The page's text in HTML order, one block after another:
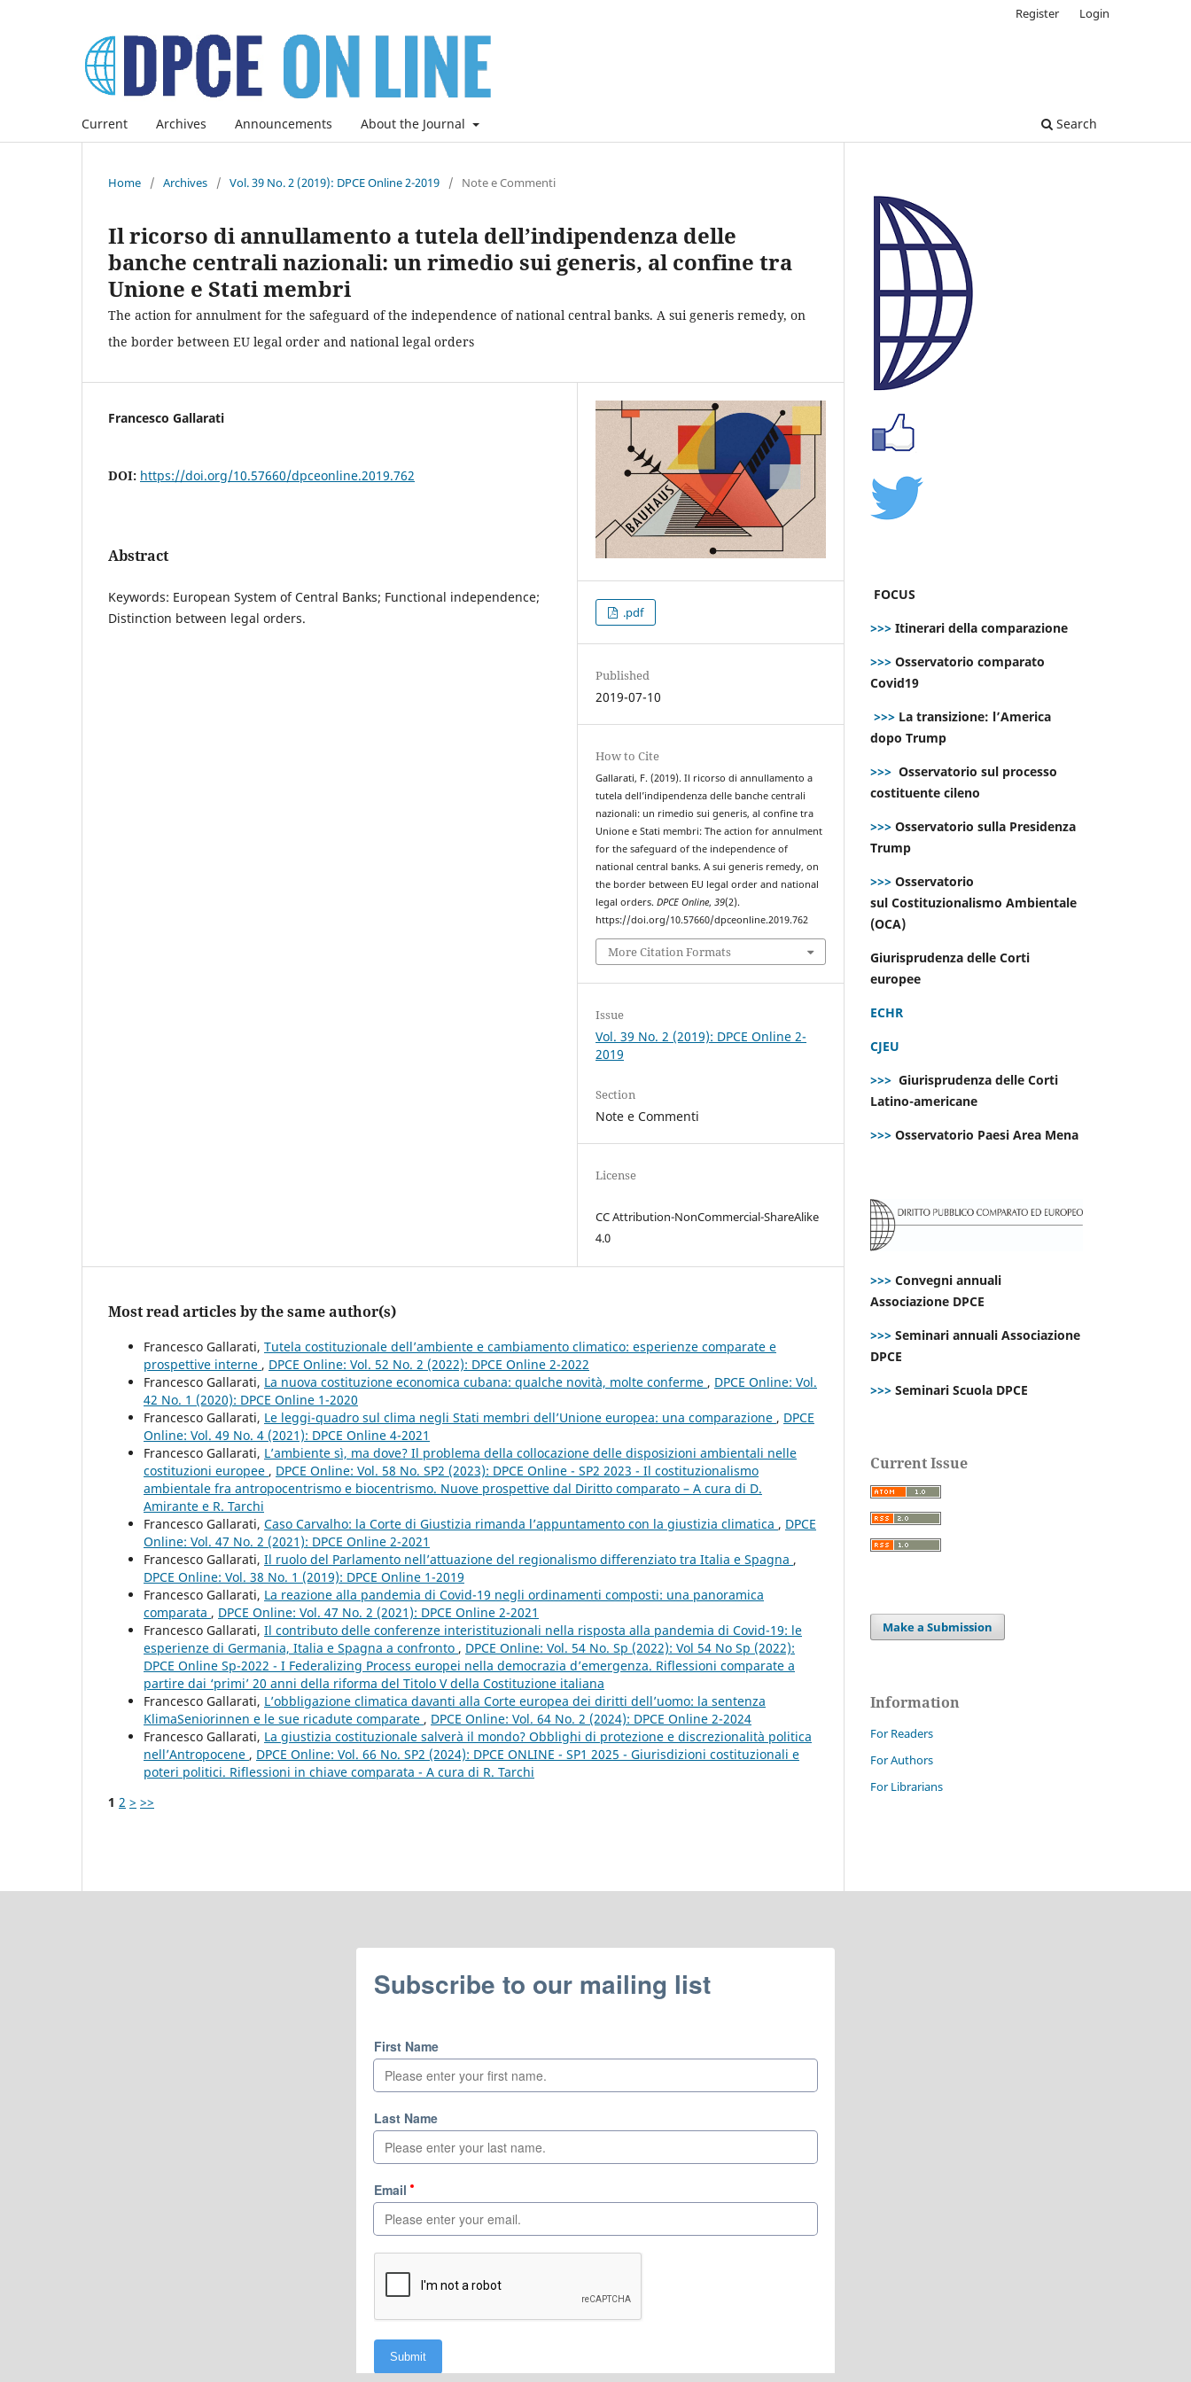
Current Archives Announcements About the Journal Search
Register Login
Home / Archives / Vol. 39 No. 2 (2019): DPCE Online 2-2019 / Note e Commenti
Il ricorso di annullamento a tutela dell’indipendenza delle
banche centrali nazionali: un rimedio sui generis, al confine tra
Unione e Stati membri
The action for annulment for the safeguard of the independence of national central banks. A sui generis remedy, on
the border between EU legal order and national legal orders
Francesco Gallarati
DOI: https://doi.org/10.57660/dpceonline.2019.762
Abstract
Keywords: European System of Central Banks; Functional independence;
Distinction between legal orders.
.pdf
Published
2019-07-10
How to Cite
Gallarati, F. (2019). Il ricorso di annullamento a
tutela dell’indipendenza delle banche centrali
nazionali: un rimedio sui generis, al confine tra
Unione e Stati membri: The action for annulment
for the safeguard of the independence of
national central banks. A sui generis remedy, on
the border between EU legal order and national
legal orders.DPCE Online,39(2).
https://doi.org/10.57660/dpceonline.2019.762
More Citation Formats
Issue
Vol. 39 No. 2 (2019): DPCE Online 2-
2019
Section
Note e Commenti
License
CC Attribution-NonCommercial-ShareAlike
4.0
Most read articles by the same author(s)
Francesco Gallarati, Tutela costituzionale dell’ambiente e cambiamento climatico: esperienze comparate e
prospettive interne , DPCE Online: Vol. 52 No. 2 (2022): DPCE Online 2-2022
Francesco Gallarati, La nuova costituzione economica cubana: qualche novità, molte conferme , DPCE Online: Vol.
42 No. 1 (2020): DPCE Online 1-2020
Francesco Gallarati, Le leggi-quadro sul clima negli Stati membri dell’Unione europea: una comparazione , DPCE
Online: Vol. 49 No. 4 (2021): DPCE Online 4-2021
Francesco Gallarati, L’ambiente sì, ma dove? Il problema della collocazione delle disposizioni ambientali nelle
costituzioni europee , DPCE Online: Vol. 58 No. SP2 (2023): DPCE Online - SP2 2023 - Il costituzionalismo
ambientale fra antropocentrismo e biocentrismo. Nuove prospettive dal Diritto comparato – A cura di D.
Amirante e R. Tarchi
Francesco Gallarati, Caso Carvalho: la Corte di Giustizia rimanda l’appuntamento con la giustizia climatica , DPCE
Online: Vol. 47 No. 2 (2021): DPCE Online 2-2021
Francesco Gallarati, Il ruolo del Parlamento nell’attuazione del regionalismo differenziato tra Italia e Spagna ,
DPCE Online: Vol. 38 No. 1 (2019): DPCE Online 1-2019
Francesco Gallarati, La reazione alla pandemia di Covid-19 negli ordinamenti composti: una panoramica
comparata , DPCE Online: Vol. 47 No. 2 (2021): DPCE Online 2-2021
Francesco Gallarati, Il contributo delle conferenze interistituzionali nella risposta alla pandemia di Covid-19: le
esperienze di Germania, Italia e Spagna a confronto , DPCE Online: Vol. 54 No. Sp (2022): Vol 54 No Sp (2022):
DPCE Online Sp-2022 - I Federalizing Process europei nella democrazia d’emergenza. Riflessioni comparate a
partire dai ‘primi’ 20 anni della riforma del Titolo V della Costituzione italiana
Francesco Gallarati, L’obbligazione climatica davanti alla Corte europea dei diritti dell’uomo: la sentenza
KlimaSeniorinnen e le sue ricadute comparate , DPCE Online: Vol. 64 No. 2 (2024): DPCE Online 2-2024
Francesco Gallarati, La giustizia costituzionale salverà il mondo? Obblighi di protezione e discrezionalità politica
nell’Antropocene , DPCE Online: Vol. 66 No. SP2 (2024): DPCE ONLINE - SP1 2025 - Giurisdizioni costituzionali e
poteri politici. Riflessioni in chiave comparata - A cura di R. Tarchi
1 2 > >>
FOCUS
>>> Itinerari della comparazione
>>> Osservatorio comparato
Covid19
>>> La transizione: l’America
dopo Trump
>>> Osservatorio sul processo
costituente cileno
>>> Osservatorio sulla Presidenza
Trump
>>> Osservatorio
sul Costituzionalismo Ambientale
(OCA)
Giurisprudenza delle Corti
europee
ECHR
CJEU
>>> Giurisprudenza delle Corti
Latino-americane
>>> Osservatorio Paesi Area Mena
>>> Convegni annuali
Associazione DPCE
>>> Seminari annuali Associazione
DPCE
>>> Seminari Scuola DPCE
Current Issue
Make a Submission
Information
For Readers
For Authors
For Librarians